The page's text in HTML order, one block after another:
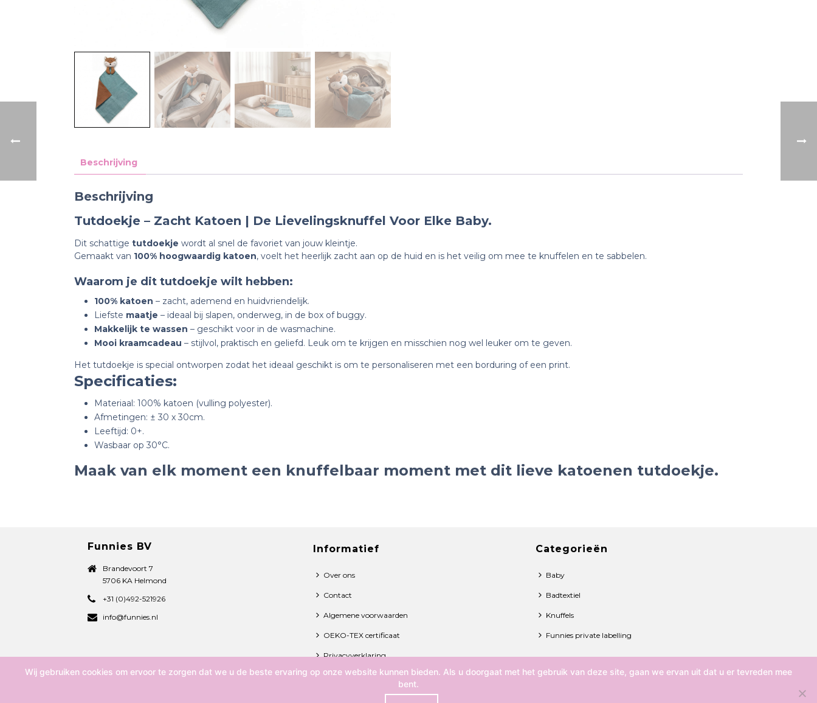
Beschrijving
Beschrijving
Tutdoekje – Zacht Katoen | De Lievelingsknuffel Voor Elke Baby.
Dit schattige tutdoekje wordt al snel de favoriet van jouw kleintje.
Gemaakt van 100% hoogwaardig katoen, voelt het heerlijk zacht aan op de huid en is het veilig om mee te knuffelen en te sabbelen.
Waarom je dit tutdoekje wilt hebben:
100% katoen – zacht, ademend en huidvriendelijk.
Liefste maatje – ideaal bij slapen, onderweg, in de box of buggy.
Makkelijk te wassen – geschikt voor in de wasmachine.
Mooi kraamcadeau – stijlvol, praktisch en geliefd. Leuk om te krijgen en misschien nog wel leuker om te geven.
Het tutdoekje is special ontworpen zodat het ideaal geschikt is om te personaliseren met een borduring of een print.
Specificaties:
Materiaal: 100% katoen (vulling polyester).
Afmetingen: ± 30 x 30cm.
Leeftijd: 0+.
Wasbaar op 30°C.
Maak van elk moment een knuffelbaar moment met dit lieve katoenen tutdoekje.
Funnies BV
Brandevoort 7
5706 KA Helmond
+31 (0)492-521926
info@funnies.nl
Informatief
Over ons
Contact
Algemene voorwaarden
OEKO-TEX certificaat
Privacyverklaring
Categorieën
Baby
Badtextiel
Knuffels
Funnies private labelling
Wij gebruiken cookies om ervoor te zorgen dat we u de beste ervaring op onze website kunnen bieden. Als u doorgaat met het gebruik van deze site, gaan we ervan uit dat u er tevreden mee
bent.